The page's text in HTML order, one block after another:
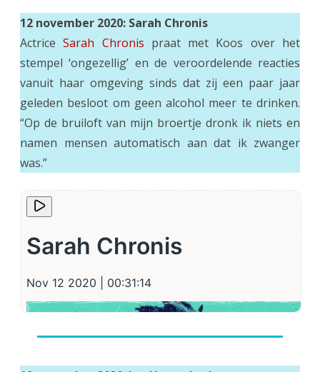
12 november 2020: Sarah Chronis
ActriceSarah Chronis praat met Koos over het
stempel ‘ongezellig’ en de veroordelende reacties
vanuit haar omgeving sinds dat zij een paar jaar
geleden besloot om geen alcohol meer te drinken.
“Op de bruiloft van mijn broertje dronk ik niets en
namen mensen automatisch aan dat ik zwanger
was.”